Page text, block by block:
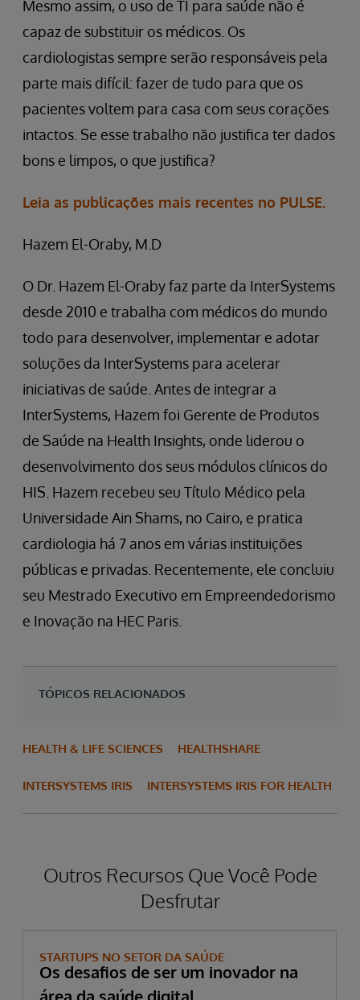
Mesmo assim, o uso de TI para saúde não é
capaz de substituir os médicos. Os
cardiologistas sempre serão responsáveis pela
parte mais difícil: fazer de tudo para que os
pacientes voltem para casa com seus corações
intactos. Se esse trabalho não justifica ter dados
bons e limpos, o que justifica?
Leia as publicações mais recentes no PULSE.
Hazem El-Oraby, M.D
O Dr. Hazem El-Oraby faz parte da InterSystems
desde 2010 e trabalha com médicos do mundo
todo para desenvolver, implementar e adotar
soluções da InterSystems para acelerar
iniciativas de saúde. Antes de integrar a
InterSystems, Hazem foi Gerente de Produtos
de Saúde na Health Insights, onde liderou o
desenvolvimento dos seus módulos clínicos do
HIS. Hazem recebeu seu Título Médico pela
Universidade Ain Shams, no Cairo, e pratica
cardiologia há 7 anos em várias instituições
públicas e privadas. Recentemente, ele concluiu
seu Mestrado Executivo em Empreendedorismo
e Inovação na HEC Paris.
TÓPICOS RELACIONADOS
HEALTH & LIFE SCIENCES HEALTHSHARE
INTERSYSTEMS IRIS INTERSYSTEMS IRIS FOR HEALTH
Outros Recursos Que Você Pode
Desfrutar
STARTUPS NO SETOR DA SAÚDE
Os desafios de ser um inovador na